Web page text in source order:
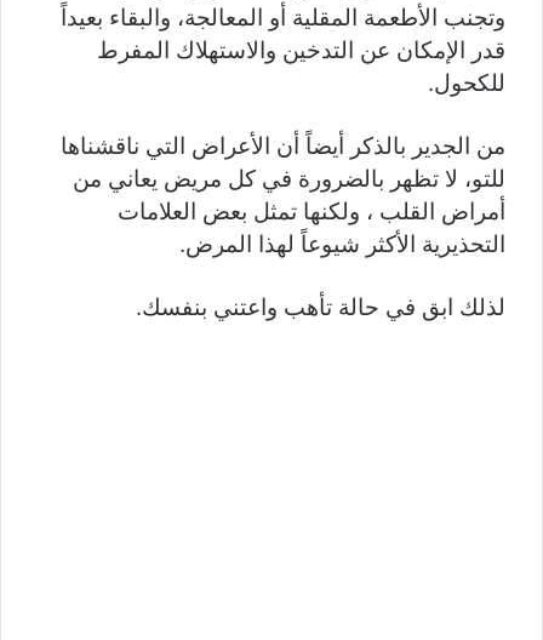
وتجنب الأطعمة المقلية أو المعالجة، والبقاء بعيداً
قدر الإمكان عن التدخين والاستهلاك المفرط
للكحول.
من الجدير بالذكر أيضاً أن الأعراض التي ناقشناها
للتو، لا تظهر بالضرورة في كل مريض يعاني من
أمراض القلب ، ولكنها تمثل بعض العلامات
التحذيرية الأكثر شيوعاً لهذا المرض.
لذلك ابق في حالة تأهب واعتني بنفسك.